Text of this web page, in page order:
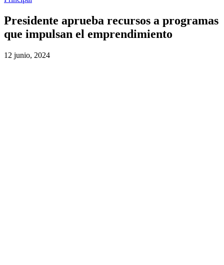
Presidente aprueba recursos a programas
que impulsan el emprendimiento
12 junio, 2024